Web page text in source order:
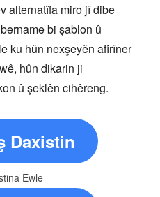
alternatîfa miro jî dibe
bi şablon û
ku hûn nexşeyên afirîner
hûn dikarin ji
û şeklên cihêreng.
Daxistin
Ewle